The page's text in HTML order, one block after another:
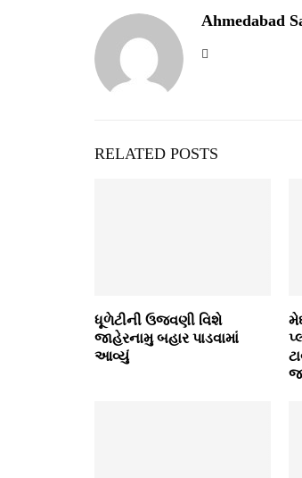
Ahmedabad
RELATED POSTS
ધૂળેટીની ઉજવણી વિશે
જાહેરનામુ બહાર પાડવામાં
આવ્યું